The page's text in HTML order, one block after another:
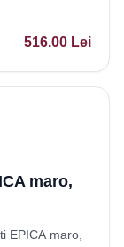
516.00 Lei
maro,
EPICA maro,